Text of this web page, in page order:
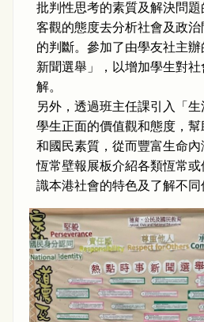
批判性思考的素質及解決問
客觀的態度去分析社會及政
的判斷。參加了由學友社主
新聞選舉」，以增加學生對
解。
另外，透過班主任課引入「
學生正面的價值觀和態度，
和國民素質，從而豐富生命
恆常壁報展板介紹各類恆常
識本港社會的特色及了解不同